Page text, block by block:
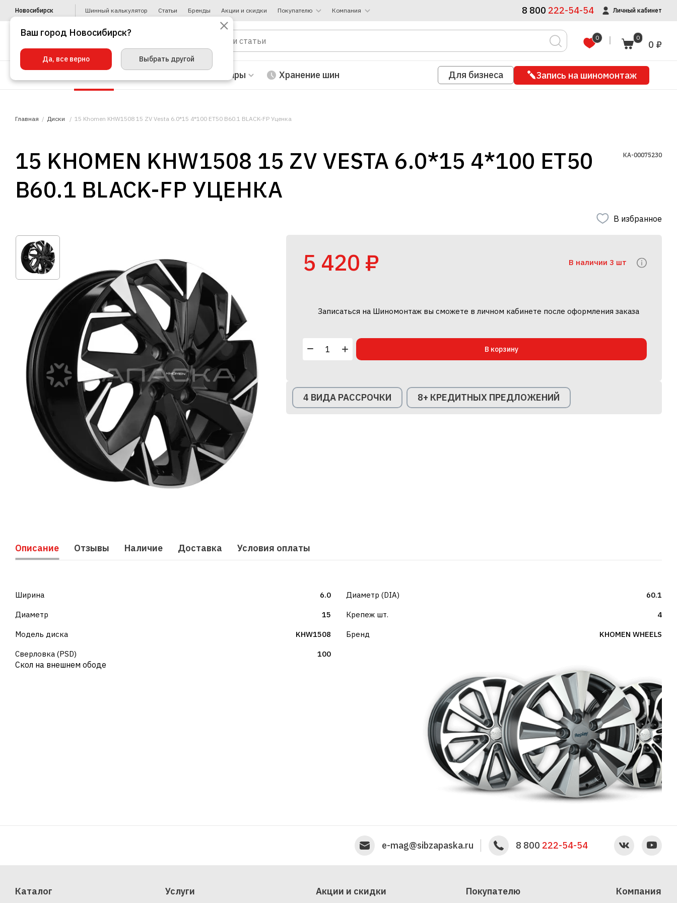
Новосибирск Шинный калькулятор Статьи Бренды Акции и скидки Покупателю Компания 8 800 222-54-54 Личный кабинет
0 0
0 ₽
Автотовары Хранение шин Для бизнеса Запись на шиномонтаж
Главная Диски 15 Khomen KHW1508 15 ZV Vesta 6.0*15 4*100 ET50 В60.1 BLACK-FP Уценка
15 KHOMEN KHW1508 15 ZV VESTA 6.0*15 4*100 ET50
В60.1 BLACK-FP УЦЕНКА
КА-00075230
В избранное
5 420 ₽ В наличии 3 шт
Записаться на Шиномонтаж вы сможете в личном кабинете после оформления заказа
В корзину
4 ВИДА РАССРОЧКИ 8+ КРЕДИТНЫХ ПРЕДЛОЖЕНИЙ
Описание Отзывы Наличие Доставка Условия оплаты
Ширина 6.0
Диаметр 15
Модель диска KHW1508
Сверловка (PSD) 100
Диаметр (DIA) 60.1
Крепеж шт. 4
Бренд KHOMEN WHEELS
Cкол на внешнем ободе
e-mag@sibzapaska.ru 8 800 222-54-54
Каталог Услуги Акции и скидки Покупателю Компания
Ваш город Новосибирск?
Да, все верно Выбрать другой